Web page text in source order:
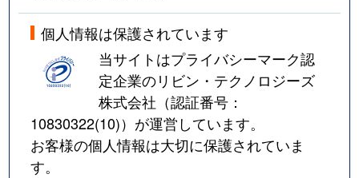
個人情報は保護されています
当サイトはプライバシーマーク認
定企業のリビン・テクノロジーズ
株式会社（認証番号：
10830322(10)）が運営しています。
お客様の個人情報は大切に保護されていま
す。